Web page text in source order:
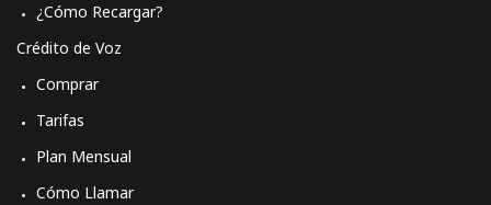
¿Cómo Recargar?
Crédito de Voz
Comprar
Tarifas
Plan Mensual
Cómo Llamar